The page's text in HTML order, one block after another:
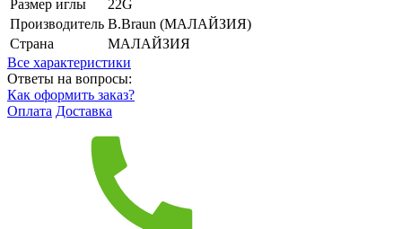
Размер иглы
22G
Производитель B.Braun (МАЛАЙЗИЯ)
Страна
МАЛАЙЗИЯ
Все характеристики
Ответы на вопросы:
Как оформить заказ?
Оплата Доставка